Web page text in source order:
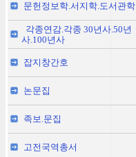
문헌정보학.서지학.도서관학
각종연감.각종 30년사.50년
사.100년사
잡지창간호
논문집
족보.문집
고전국역총서